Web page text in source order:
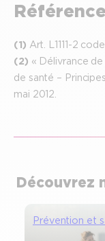
(1) Art. L1111-2
(2) « Délivrance
de santé –
mai 2012.
Découvrez
Prévention et